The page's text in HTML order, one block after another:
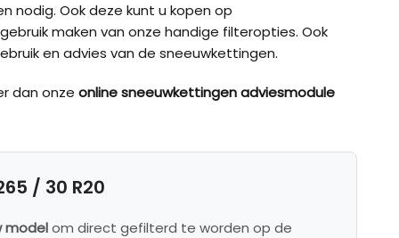
nodig. Ook deze kunt u kopen op
maken van onze handige filteropties. Ook
en advies van de sneeuwkettingen.
dan onze online sneeuwkettingen adviesmodule
/ 30 R20
modelom direct gefilterd te worden op de